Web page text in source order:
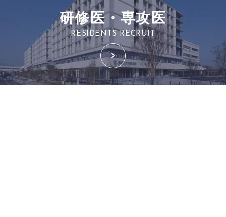
研修医・専攻医
RESIDENTS RECRUIT